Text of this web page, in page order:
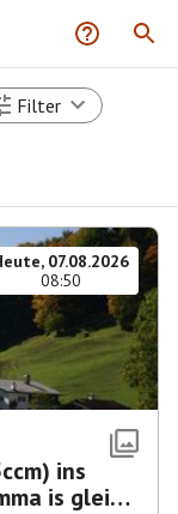
Filter
07.08.2026
08:50
is glei